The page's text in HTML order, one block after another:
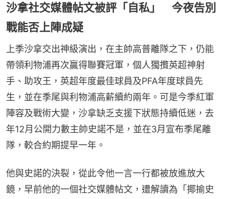
沙拿社交媒體帖文被評「自私」 今夜告別
戰能否上陣成疑
上季沙拿交出神級演出，在主帥高普離隊之下，仍能
帶領利物浦再次贏得聯賽冠軍，個人獨攬英超神射
手、助攻王，英超年度最佳球員及PFA年度球員先
生，並在季尾與利物浦高薪續約兩年。可是今季紅軍
陣容及戰術大變，沙拿缺乏支援下狀態持續低迷，去
年12月公開力數主帥史諾不是，並在3月宣布季尾離
隊，較合約期提早一年。
他與史諾的決裂，從此令他一言一行都被放進放大
鏡，早前他的一個社交媒體帖文，遭解讀為「揶揄史